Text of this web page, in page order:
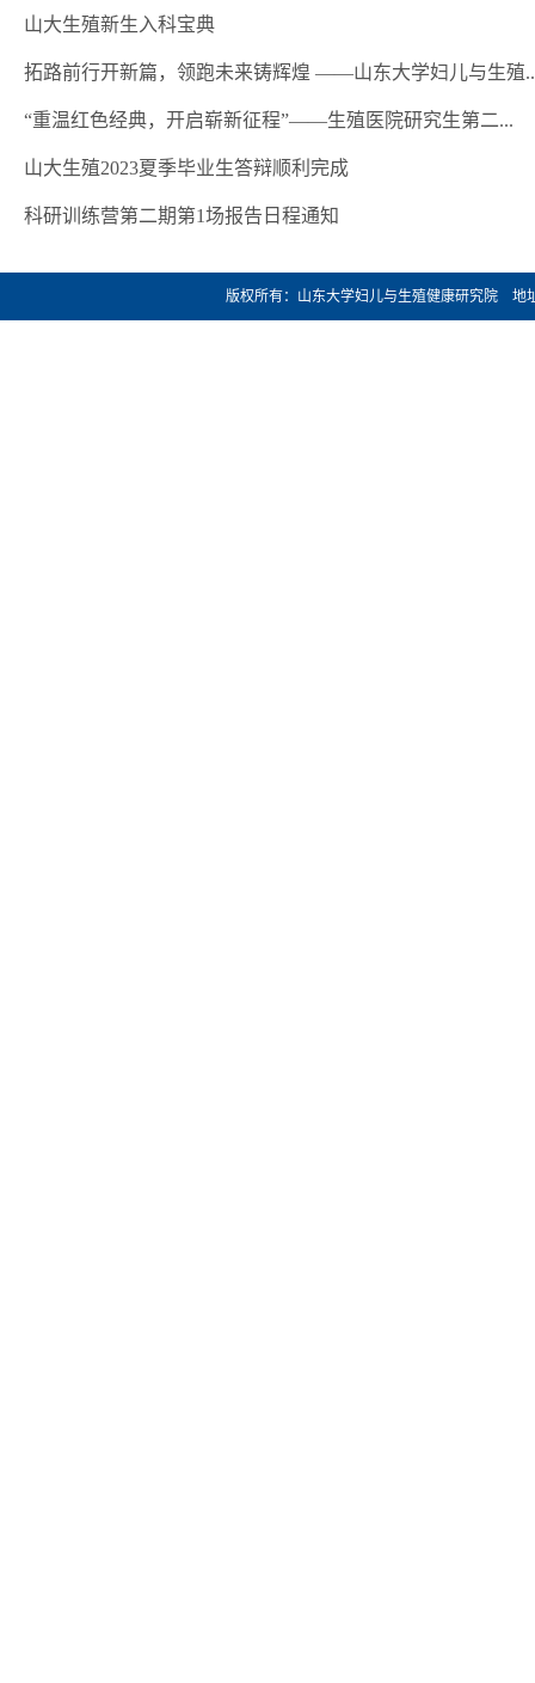
山大生殖新生入科宝典
拓路前行开新篇，领跑未来铸辉煌 ——山东大学妇儿与生殖
“重温红色经典，开启崭新征程”——生殖医院研究生第二...
山大生殖2023夏季毕业生答辩顺利完成
科研训练营第二期第1场报告日程通知
版权所有：山东大学妇儿与生殖健康研究院 地